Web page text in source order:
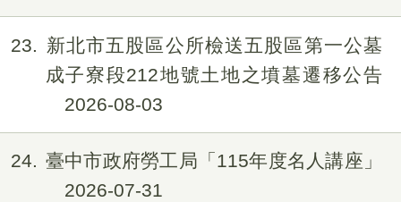
23
新北市五股區公所檢送五股區第一公墓
成子寮段212地號土地之墳墓遷移公告
2026-08-03
24
臺中市政府勞工局「115年度名人講座」
2026-07-31